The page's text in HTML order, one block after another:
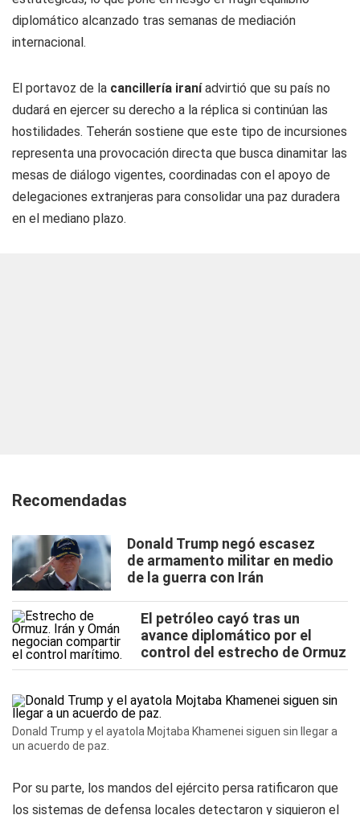
diplomático alcanzado tras semanas de mediación
internacional.
El portavoz de la cancillería iraníadvirtió que su país no
dudará en ejercer su derecho a la réplica si continúan las
hostilidades. Teherán sostiene que este tipo de incursiones
representa una provocación directa que busca dinamitar las
mesas de diálogo vigentes, coordinadas con el apoyo de
delegaciones extranjeras para consolidar una paz duradera
en el mediano plazo.
Recomendadas
Donald Trump negó escasez
de armamento militar en medio
de la guerra con Irán
El petróleo cayó tras un
avance diplomático por el
control del estrecho de Ormuz
Donald Trump y el ayatola Mojtaba Khamenei siguen sin llegar a
un acuerdo de paz.
Por su parte, los mandos del ejército persa ratificaron que
los sistemas de defensa locales detectaron y siguieron el